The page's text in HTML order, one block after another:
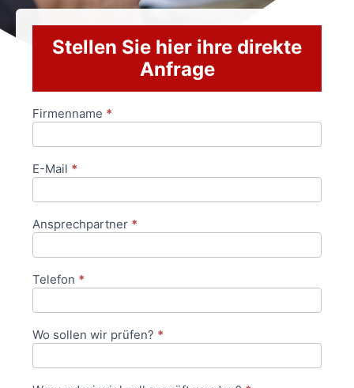
Stellen Sie hier ihre direkte
Anfrage
Anfrageformular
Firmenname *
E-Mail *
Ansprechpartner *
Telefon *
Wo sollen wir prüfen? *